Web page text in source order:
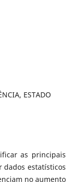
ESTADO
as principais
dados estatísticos
no aumento